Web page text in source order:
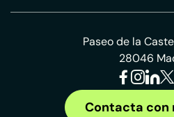
Paseo de la
28046
Contacta con